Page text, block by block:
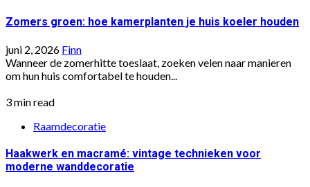
Zomers groen: hoe kamerplanten je huis koeler houden
juni 2, 2026 Finn
Wanneer de zomerhitte toeslaat, zoeken velen naar manieren
om hun huis comfortabel te houden...
3 min read
Raamdecoratie
Haakwerk en macramé: vintage technieken voor
moderne wanddecoratie